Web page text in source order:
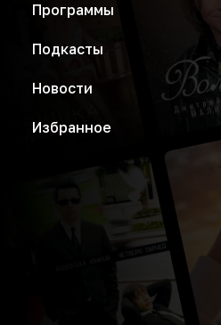
Программы
Подкасты
Новости
Избранное